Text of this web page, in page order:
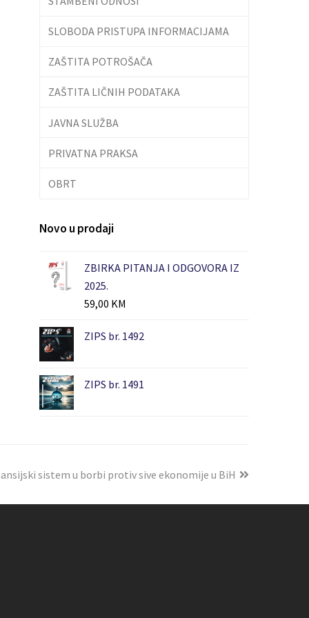
SLOBODA PRISTUPA INFORMACIJAMA
ZAŠTITA POTROŠAČA
ZAŠTITA LIČNIH PODATAKA
JAVNA SLUŽBA
PRIVATNA PRAKSA
OBRT
Novo u prodaji
ZBIRKA PITANJA I ODGOVORA IZ
2025.
59,00 KM
ZIPS br. 1492
ZIPS br. 1491
sistem u borbi protiv sive ekonomije u BiH